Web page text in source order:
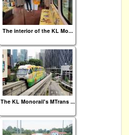
The interior of the KL Mo...
The KL Monorail's MTrans ...